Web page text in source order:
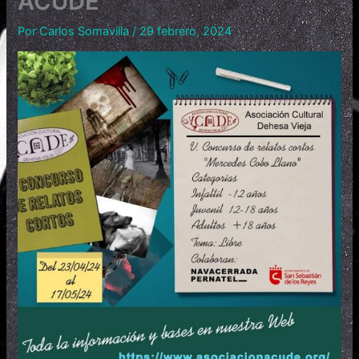
PorCarlos Somavilla/29 febrero, 2024